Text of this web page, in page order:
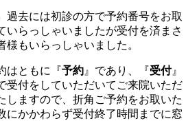
過去には初診の方で予約番号をお取
いらっしゃいましたが受付を済まさ
もいらっしゃいました。
はともに『予約 』であり、『受付』
受付をしていただいてご来院いただ
しますので、折角ご予約をお取いた
にかかわらず受付終了時間までに窓